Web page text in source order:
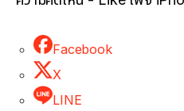
Facebook
X
LINE